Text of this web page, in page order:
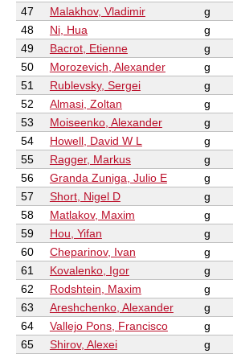
47
Malakhov, Vladimir g
48
Ni, Hua g
49
Bacrot, Etienne g
50
Morozevich, Alexander g
51
Rublevsky, Sergei g
52
Almasi, Zoltan g
53
Moiseenko, Alexander g
54
Howell, David W L g
55
Ragger, Markus g
56
Granda Zuniga, Julio E g
57
Short, Nigel D g
58
Matlakov, Maxim g
59
Hou, Yifan g
60
Cheparinov, Ivan g
61
Kovalenko, Igor g
62
Rodshtein, Maxim g
63
Areshchenko, Alexander g
64
Vallejo Pons, Francisco g
65
Shirov, Alexei g